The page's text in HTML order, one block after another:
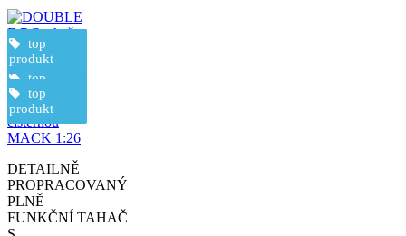
DOUBLE E
RC tahač s
cisternou
MACK 1:26
DETAILNĚ
PROPRACOVANÝ
PLNĚ
FUNKČNÍ TAHAČ
novinka
top
produkt
doprava
zdarma
top
produkt
top
produkt